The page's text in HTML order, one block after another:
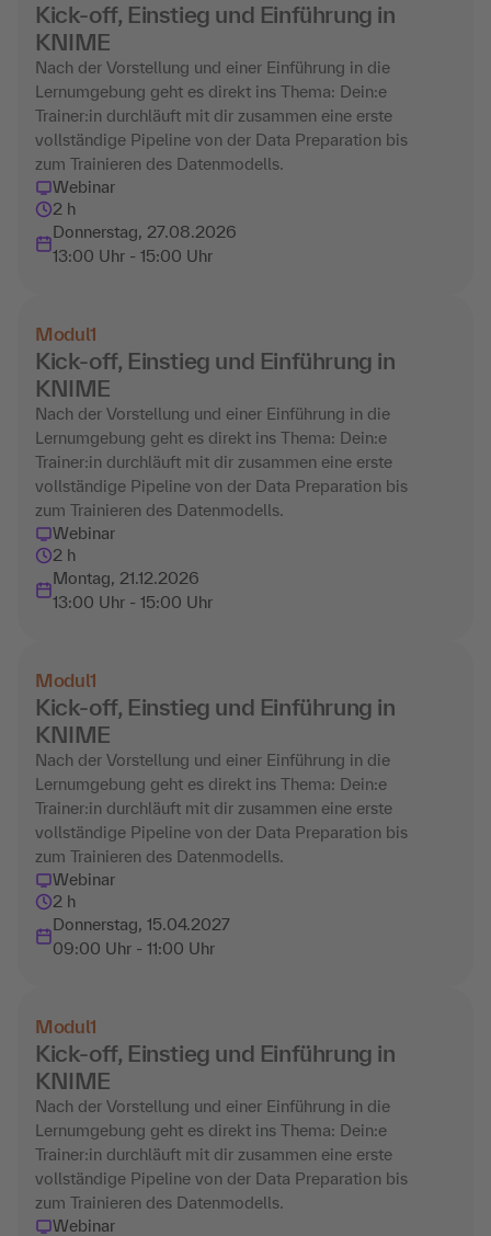
Kick-off, Einstieg und Einführung in
KNIME
Nach der Vorstellung und einer Einführung in die
Lernumgebung geht es direkt ins Thema: Dein:e
Trainer:in durchläuft mit dir zusammen eine erste
vollständige Pipeline von der Data Preparation bis
zum Trainieren des Datenmodells.
Webinar
2 h
Donnerstag, 27.08.2026
13:00 Uhr - 15:00 Uhr
Modul1
Kick-off, Einstieg und Einführung in
KNIME
Nach der Vorstellung und einer Einführung in die
Lernumgebung geht es direkt ins Thema: Dein:e
Trainer:in durchläuft mit dir zusammen eine erste
vollständige Pipeline von der Data Preparation bis
zum Trainieren des Datenmodells.
Webinar
2 h
Montag, 21.12.2026
13:00 Uhr - 15:00 Uhr
Modul1
Kick-off, Einstieg und Einführung in
KNIME
Nach der Vorstellung und einer Einführung in die
Lernumgebung geht es direkt ins Thema: Dein:e
Trainer:in durchläuft mit dir zusammen eine erste
vollständige Pipeline von der Data Preparation bis
zum Trainieren des Datenmodells.
Webinar
2 h
Donnerstag, 15.04.2027
09:00 Uhr - 11:00 Uhr
Modul1
Kick-off, Einstieg und Einführung in
KNIME
Nach der Vorstellung und einer Einführung in die
Lernumgebung geht es direkt ins Thema: Dein:e
Trainer:in durchläuft mit dir zusammen eine erste
vollständige Pipeline von der Data Preparation bis
zum Trainieren des Datenmodells.
Webinar